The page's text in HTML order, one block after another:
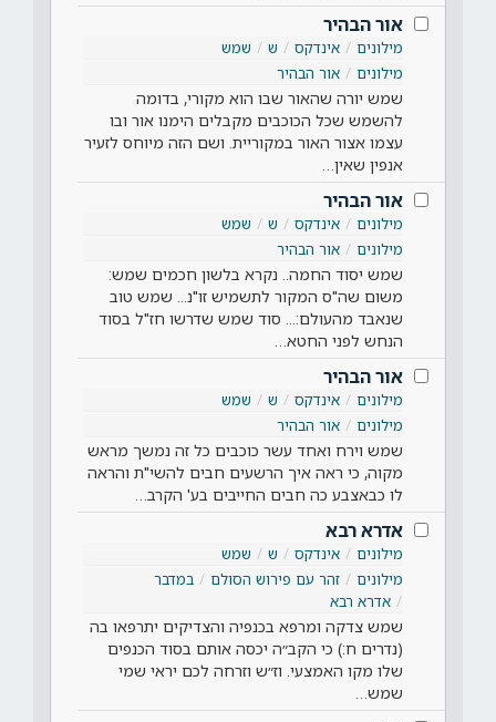
אור הבהיר
מילונים אינדקס ש
שמש
מילונים
אור הבהיר
שמש יורה שהאור שבו הוא מקורי, בדומה
להשמש שכל הכוכבים מקבלים הימנו אור ובו
עצמו אצור האור במקוריית. ושם הזה מיוחס לזעיר
אנפין שאין…
אור הבהיר
מילונים אינדקס ש
שמש
מילונים
אור הבהיר
שמש יסוד החמה.. נקרא בלשון חכמים שמש:
משום שה"ס המקור לתשמיש זו"נ... שמש טוב
שנאבד מהעולם:... סוד שמש שדרשו חז"ל בסוד
הנחש לפני החטא…
אור הבהיר
מילונים אינדקס ש
שמש
מילונים
אור הבהיר
שמש וירח ואחד עשר כוכבים כל זה נמשך מראש
מקוה, כי ראה איך הרשעים חבים להשי"ת והראה
לו כבאצבע כה חבים החייבים בע' הקרב…
אדרא רבא
מילונים אינדקס ש
שמש
מילונים
זהר עם פירוש הסולם
במדבר
אדרא רבא
שמש צדקה ומרפא בכנפיה והצדיקים יתרפאו בה
(נדרים ח:) כי הקב״ה יכסה אותם בסוד הכנפים
שלו מקו האמצעי. וז״ש וזרחה לכם יראי שמי
שמש…